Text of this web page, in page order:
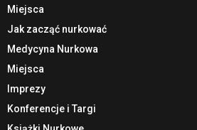
Miejsca
Jak zacząć nurkować
Medycyna Nurkowa
Miejsca
Imprezy
Konferencje i Targi